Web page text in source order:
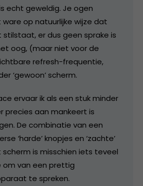
echt geweldig. Je ogen
op natuurlijke wijze dat
er dus geen sprake is
oog, (maar niet voor de
refresh-frequentie,
‘gewoon’ scherm.
ervaar ik als een stuk minder
precies aan mankeert is
De combinatie van een
‘harde’ knopjes en ‘zachte’
is misschien iets teveel
van een prettig
te spreken.